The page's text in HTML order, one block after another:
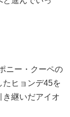
ニー・クーペの
たヒョンデ45を
き継いだアイオ